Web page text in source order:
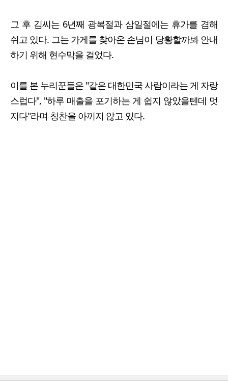
그 후 김씨는 6년째 광복절과 삼일절에는 휴가를 겸해
쉬고 있다. 그는 가게를 찾아온 손님이 당황할까봐 안내
하기 위해 현수막을 걸었다.
이를 본 누리꾼들은 "같은 대한민국 사람이라는 게 자랑
스럽다", "하루 매출을 포기하는 게 쉽지 않았을텐데 멋
지다"라며 칭찬을 아끼지 않고 있다.